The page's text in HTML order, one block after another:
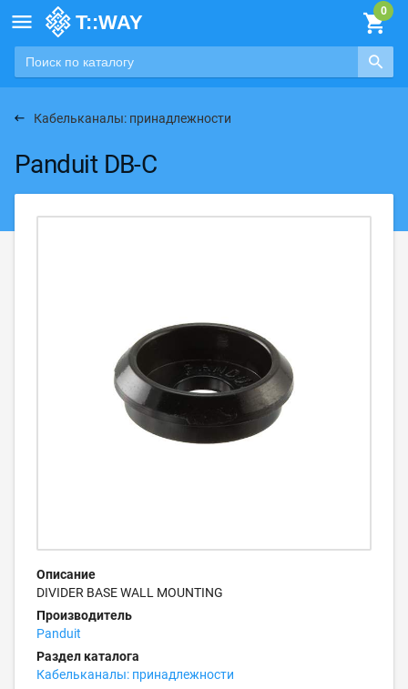

Кабельканалы: принадлежности
Panduit DB-C
Описание
DIVIDER BASE WALL MOUNTING
Производитель
Panduit
Раздел каталога
Кабельканалы: принадлежности